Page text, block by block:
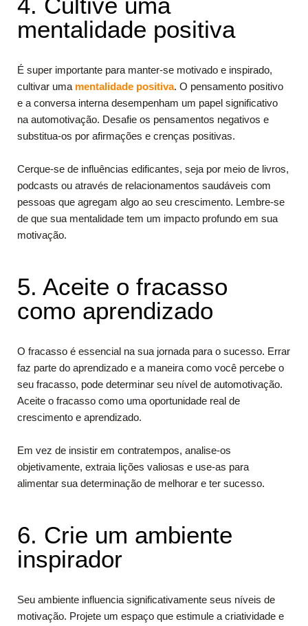
mentalidade positiva
É super importante para manter-se motivado e inspirado,
cultivar uma mentalidade positiva. O pensamento positivo
e a conversa interna desempenham um papel significativo
na automotivação. Desafie os pensamentos negativos e
substitua-os por afirmações e crenças positivas.
Cerque-se de influências edificantes, seja por meio de livros,
podcasts ou através de relacionamentos saudáveis com
pessoas que agregam algo ao seu crescimento. Lembre-se
de que sua mentalidade tem um impacto profundo em sua
motivação.
5. Aceite o fracasso
como aprendizado
O fracasso é essencial na sua jornada para o sucesso. Errar
faz parte do aprendizado e a maneira como você percebe o
seu fracasso, pode determinar seu nível de automotivação.
Aceite o fracasso como uma oportunidade real de
crescimento e aprendizado.
Em vez de insistir em contratempos, analise-os
objetivamente, extraia lições valiosas e use-as para
alimentar sua determinação de melhorar e ter sucesso.
6. Crie um ambiente
inspirador
Seu ambiente influencia significativamente seus níveis de
motivação. Projete um espaço que estimule a criatividade e